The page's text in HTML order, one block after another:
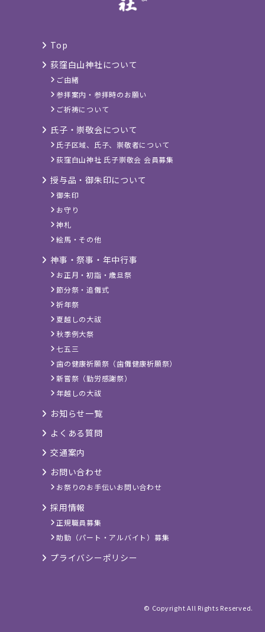
Top
荻窪白山神社について
ご由緒
参拝案内・参拝時のお願い
ご祈祷について
氏子・崇敬会について
氏子区域、氏子、崇敬者について
荻窪白山神社 氏子崇敬会 会員募集
授与品・御朱印について
御朱印
お守り
神札
絵馬・その他
神事・祭事・年中行事
お正月・初詣・歳旦祭
節分祭・追儺式
祈年祭
夏越しの大祓
秋季例大祭
七五三
歯の健康祈願祭（歯儺健康祈願祭）
新嘗祭（勤労感謝祭）
年越しの大祓
お知らせ一覧
よくある質問
交通案内
お問い合わせ
お祭りのお手伝いお問い合わせ
採用情報
正規職員募集
助勤（パート・アルバイト）募集
プライバシーポリシー
© Copyright All Rights Reserved.